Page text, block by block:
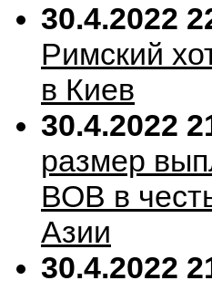
30.4.2022
Римский
в Киев
30.4.2022
размер
ВОВ в
Азии
30.4.2022